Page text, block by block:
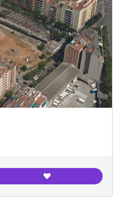
❤️Canodrom